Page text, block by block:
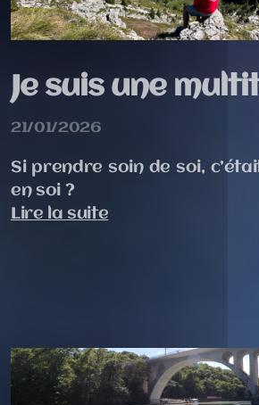
Je suis une
21/01/2026
Si prendre soin de soi,
en soi ?
Lire la suite